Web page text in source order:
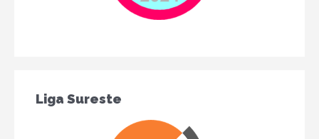
Liga Sureste